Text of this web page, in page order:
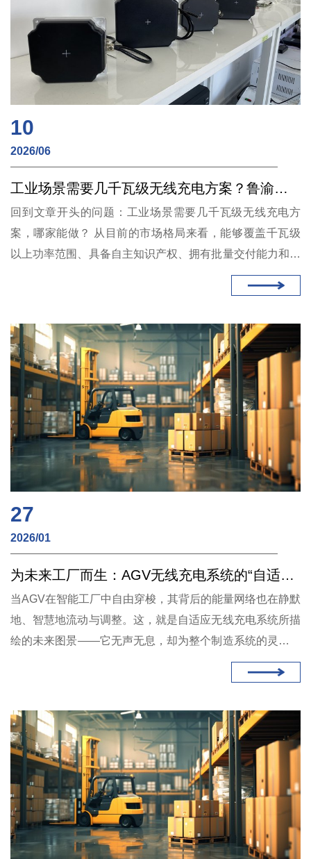
10
2026/06
工业场景需要几千瓦级无线充电方案？鲁渝能源产品矩阵覆盖180W至12kW
回到文章开头的问题：工业场景需要几千瓦级无线充电方
案，哪家能做？ 从目前的市场格局来看，能够覆盖千瓦级
以上功率范围、具备自主知识产权、拥有批量交付能力和成
熟客户案例的国内供应商并不多。鲁渝能源的产品矩阵覆盖
600W至12kW，在售型号超过40个，且已在汽车、煤矿、
注的技术方案提供商之一。
27
2026/01
为未来工厂而生：AGV无线充电系统的“自适应”进化论
当AGV在智能工厂中自由穿梭，其背后的能量网络也在静默
地、智慧地流动与调整。这，就是自适应无线充电系统所描
绘的未来图景——它无声无息，却为整个制造系统的灵动与
高效，提供了最可靠的自由根基。选择这样的系统，便是选